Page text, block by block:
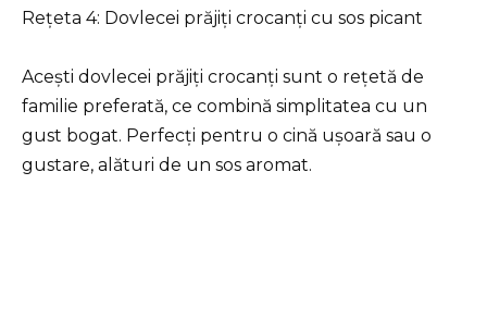
Rețeta 4: Dovlecei prăjiți crocanți cu sos picant
Acești dovlecei prăjiți crocanți sunt o rețetă de
familie preferată, ce combină simplitatea cu un
gust bogat. Perfecți pentru o cină ușoară sau o
gustare, alături de un sos aromat.